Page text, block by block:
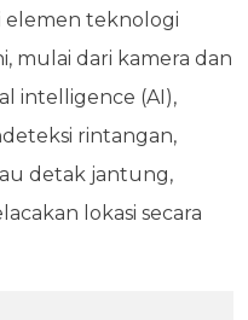
elemen teknologi
mulai dari kamera dan
intelligence (AI),
rintangan,
detak jantung,
lokasi secara